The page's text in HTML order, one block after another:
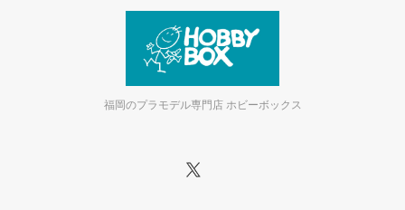
福岡のプラモデル専門店 ホビーボックス